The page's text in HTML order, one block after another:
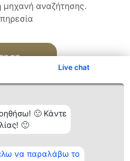
Live chat
🙂 Κάντε
🙂
να παραλάβω το
μηχανή αναζήτησης.
Επικοινωνία
Επικοινωνία